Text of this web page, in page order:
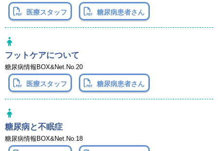
医療スタッフ 糖尿病患者さん
フットケアについて
糖尿病情報BOX&Net.No.20
医療スタッフ 糖尿病患者さん
糖尿病と不眠症
糖尿病情報BOX&Net.No.18